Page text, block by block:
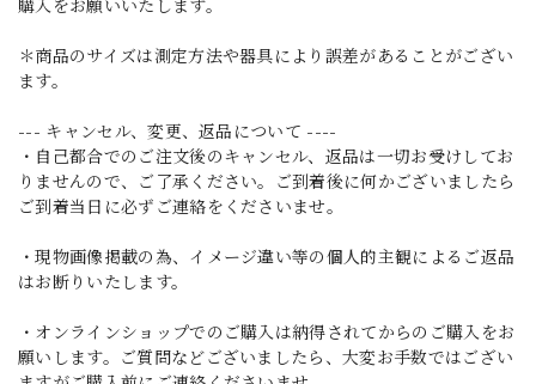
購入をお願いいたします。
＊商品のサイズは測定方法や器具により誤差があることがござい
ます。
--- キャンセル、変更、返品について ----
・自己都合でのご注文後のキャンセル、返品は一切お受けしてお
りませんので、ご了承ください。ご到着後に何かございましたら
ご到着当日に必ずご連絡をくださいませ。
・現物画像掲載の為、イメージ違い等の個人的主観によるご返品
はお断りいたします。
・オンラインショップでのご購入は納得されてからのご購入をお
願いします。ご質問などございましたら、大変お手数ではござい